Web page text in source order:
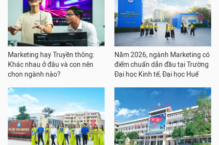
Marketing hay Truyền thông:
Khác nhau ở đâu và con nên
chọn ngành nào?
Năm 2026, ngành Marketing có
điểm chuẩn dẫn đầu tại Trường
Đại học Kinh tế, Đại học Huế